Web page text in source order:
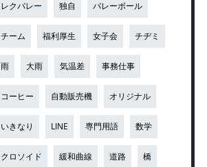
レクバレー 独自 バレーボール
チーム 福利厚生 女子会 チヂミ
雨 大雨 気温差 事務仕事
コーヒー 自動販売機 オリジナル
いきなり LINE 専門用語 数学
クロソイド 緩和曲線 道路 橋